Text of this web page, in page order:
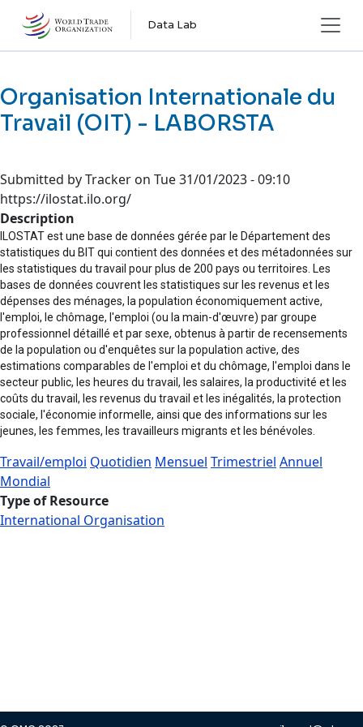
Skip to main content
Data Lab
Organisation Internationale du
Travail (OIT) - LABORSTA
Submitted byTracker on Tue 31/01/2023 - 09:10
https://ilostat.ilo.org/
Description
ILOSTAT est une base de données gérée par le Département des
statistiques du BIT qui contient des données et des métadonnées sur
les statistiques du travail pour plus de 200 pays ou territoires. Les
bases de données couvrent les statistiques sur les revenus et les
dépenses des ménages, la population économiquement active,
l'emploi, le chômage, l'emploi (ou la main-d'œuvre) par groupe
professionnel détaillé et par sexe, obtenus à partir de recensements
de la population ou d'enquêtes sur la population active, des
estimations comparables de l'emploi et du chômage, l'emploi dans le
secteur public, les heures du travail, les salaires, la productivité et les
coûts du travail, les revenus du travail et les inégalités, la protection
sociale, l'économie informelle, ainsi que des informations sur les
jeunes, les femmes, les travailleurs migrants et les bénévoles.
Travail/emploi Quotidien Mensuel Trimestriel Annuel
Mondial
Type of Resource
International Organisation